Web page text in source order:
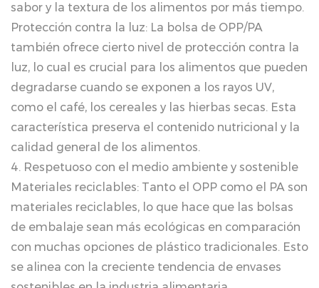
sabor y la textura de los alimentos por más tiempo.
Protección contra la luz: La bolsa de OPP/PA
también ofrece cierto nivel de protección contra la
luz, lo cual es crucial para los alimentos que pueden
degradarse cuando se exponen a los rayos UV,
como el café, los cereales y las hierbas secas. Esta
característica preserva el contenido nutricional y la
calidad general de los alimentos.
4. Respetuoso con el medio ambiente y sostenible
Materiales reciclables: Tanto el OPP como el PA son
materiales reciclables, lo que hace que las bolsas
de embalaje sean más ecológicas en comparación
con muchas opciones de plástico tradicionales. Esto
se alinea con la creciente tendencia de envases